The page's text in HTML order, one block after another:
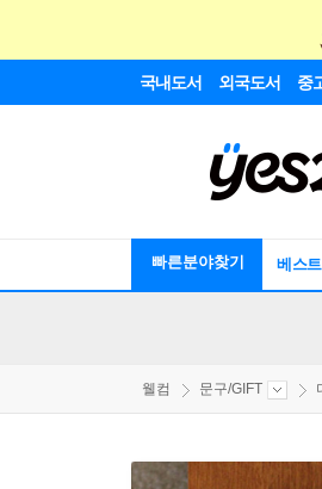
국내도서 외국도서 중
빠른분야찾기 베스트
웰컴 문구/GIFT